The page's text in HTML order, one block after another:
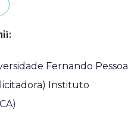
Fernando Pessoa
Instituto